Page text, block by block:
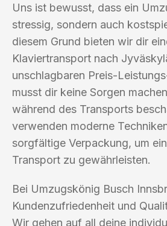
Uns ist bewusst, dass ein
stressig, sondern auch
diesem Grund bieten wir dir
Klaviertransport nach
unschlagbaren Preis-
musst dir keine Sorgen
während des Transports
verwenden moderne
sorgfältige Verpackung, um
Transport zu gewährleisten.
Bei Umzugskönig Busch
Kundenzufriedenheit und
Wir gehen auf all deine